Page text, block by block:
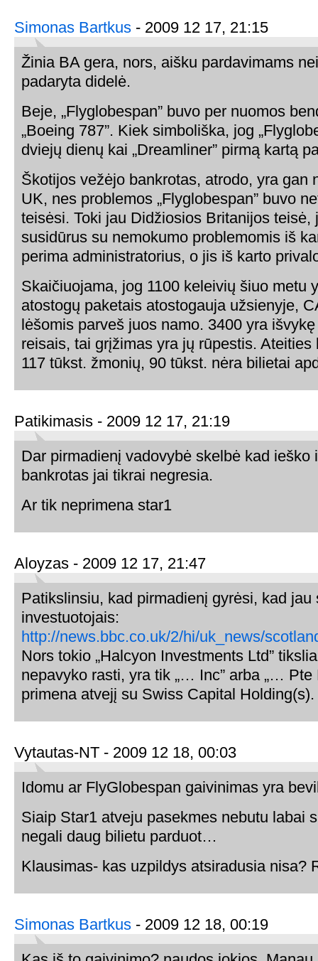
Simonas Bartkus - 2009 12 17, 21:15
Žinia BA gera, nors, aišku pardavimams
padaryta didelė.
Beje, „Flyglobespan” buvo per nuomos
„Boeing 787”. Kiek simboliška, jog
dviejų dienų kai „Dreamliner” pirmą kartą
Škotijos vežėjo bankrotas, atrodo, yra gan
UK, nes problemos „Flyglobespan” buvo
teisėsi. Toki jau Didžiosios Britanijos teisė,
susidūrus su nemokumo problemomis iš
perima administratorius, o jis iš karto
Skaičiuojama, jog 1100 keleivių šiuo metu
atostogų paketais atostogauja užsienyje,
lėšomis parveš juos namo. 3400 yra
reisais, tai grįžimas yra jų rūpestis. Ateities
117 tūkst. žmonių, 90 tūkst. nėra bilietai
Patikimasis - 2009 12 17, 21:19
Dar pirmadienį vadovybė skelbė kad ieško
bankrotas jai tikrai negresia.
Ar tik neprimena star1
Aloyzas - 2009 12 17, 21:47
Patikslinsiu, kad pirmadienį gyrėsi, kad jau
investuotojais:
http://news.bbc.co.uk/2/hi/uk_news/
Nors tokio „Halcyon Investments Ltd”
nepavyko rasti, yra tik „… Inc” arba „… Pte
primena atvejį su Swiss Capital Holding(s).
Vytautas-NT - 2009 12 18, 00:03
Idomu ar FlyGlobespan gaivinimas yra
Siaip Star1 atveju pasekmes nebutu labai
negali daug bilietu parduot…
Klausimas- kas uzpildys atsiradusia nisa?
Simonas Bartkus - 2009 12 18, 00:19